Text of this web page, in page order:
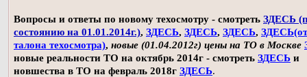
Вопросы и ответы по новому техосмотру - смотреть ЗДЕСЬ
состоянию на 01.01.2014г.), ЗДЕСЬ, ЗДЕСЬ, ЗДЕСЬ,
талона техосмотра), новые (01.04.2012г) цены на ТО в Москве
новые реальности ТО на октябрь 2014г - смотреть ЗДЕСЬ и
новшества в ТО на февраль 2018г ЗДЕСЬ.